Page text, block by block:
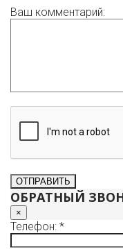
Ваш комментарий:
ОБРАТНЫЙ
×
Телефон: *